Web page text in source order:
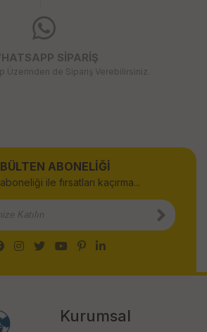
SİPARİŞ
Üzerinden de Sipariş Verebilirsiniz.
ABONELİĞİ
ile fırsatları kaçırma...
Kurumsal